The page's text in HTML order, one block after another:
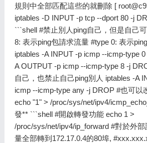
規則中全部匹配這些的就刪除 [
iptables -D INPUT -p tcp --dport 80 -j
```shell #禁止別人ping自己，但是自己
8: 表示ping包請求流量 #type 0: 表示
iptables -A INPUT -p icmp --icmp-type
A OUTPUT -p icmp --icmp-type 8 -j
自己，也禁止自己ping別人 iptables -A
icmp --icmp-type any -j DROP #也可以
echo "1" > /proc/sys/net/ipv4/
發** ```shell #開啟轉發功能 echo 1 >
/proc/sys/net/ipv4/ip_forward #對於外
量全部轉到172.17.0.4的80埠,